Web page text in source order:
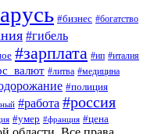
#бизнес #богатство
#гибель
#зарплата #ип #италия
#литва #медицина
#полиция
#работа #россия
#умер #франция #цена